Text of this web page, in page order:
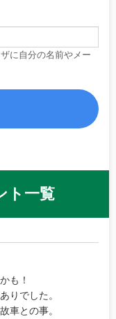
に自分の名前やメー
ト一覧
も！
りでした。
車との事。